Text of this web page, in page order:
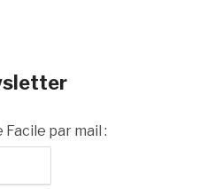
par mail :